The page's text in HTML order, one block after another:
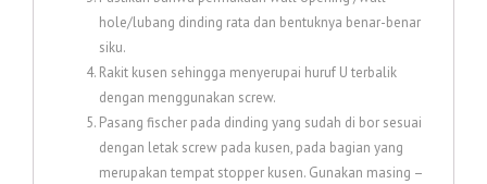
hole/lubang dinding rata dan bentuknya benar-benar
siku.
Rakit kusen sehingga menyerupai huruf U terbalik
dengan menggunakan screw.
Pasang fischer pada dinding yang sudah di bor sesuai
dengan letak screw pada kusen, pada bagian yang
merupakan tempat stopper kusen. Gunakan masing –